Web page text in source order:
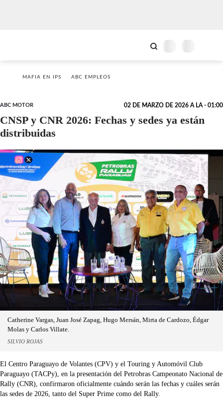
MAFIA EN IPS ABC EMPLEOS
ABC MOTOR 02 DE MARZO DE 2026 A LA - 01:00
CNSP y CNR 2026: Fechas y sedes ya están
distribuidas
Catherine Vargas, Juan José Zapag, Hugo Mersán, Mirta de Cardozo, Édgar
Molas y Carlos Villate.
SILVIO ROJAS
El Centro Paraguayo de Volantes (CPV) y el Touring y Automóvil Club
Paraguayo (TACPy), en la presentación del Petrobras Campeonato Nacional de
Rally (CNR), confirmaron oficialmente cuándo serán las fechas y cuáles serán
las sedes de 2026, tanto del Super Prime como del Rally.